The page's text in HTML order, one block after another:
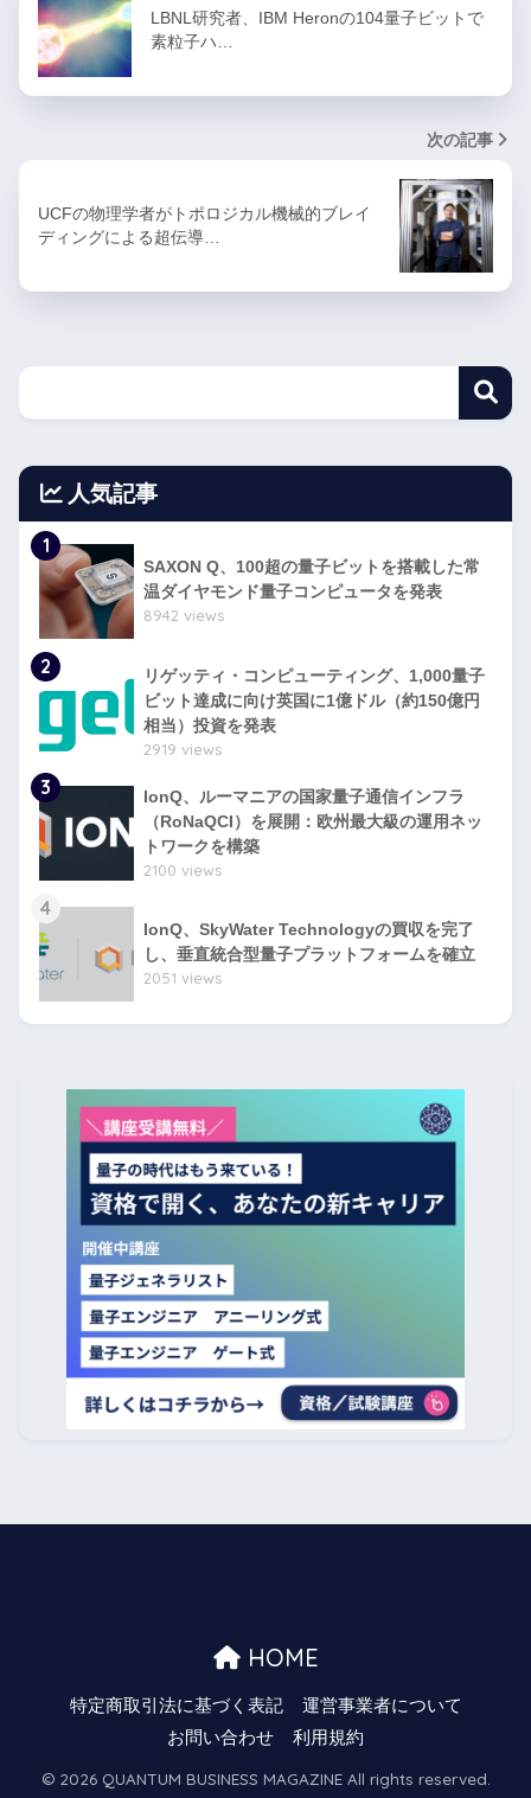
LBNL研究者、IBM Heronの104量子ビットで
素粒子ハ…
次の記事
UCFの物理学者がトポロジカル機械的ブレイ
ディングによる超伝導…
人気記事
1
SAXON Q、100超の量子ビットを搭載した常
温ダイヤモンド量子コンピュータを発表
8942 views
2
リゲッティ・コンピューティング、1,000量子
ビット達成に向け英国に1億ドル（約150億円
相当）投資を発表
2919 views
3
IonQ、ルーマニアの国家量子通信インフラ
（RoNaQCI）を展開：欧州最大級の運用ネッ
トワークを構築
2100 views
4
IonQ、SkyWater Technologyの買収を完了
し、垂直統合型量子プラットフォームを確立
2051 views
HOME
特定商取引法に基づく表記
運営事業者について
お問い合わせ
利用規約
© 2026 QUANTUM BUSINESS MAGAZINE All rights reserved.